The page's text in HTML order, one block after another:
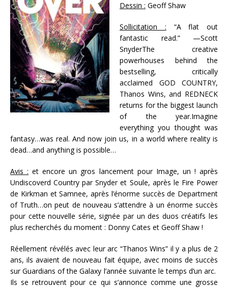
Dessin : Geoff Shaw
Sollicitation : “A flat out
fantastic read.” —Scott
SnyderThe creative
powerhouses behind the
bestselling, critically
acclaimed GOD COUNTRY,
Thanos Wins, and REDNECK
returns for the biggest launch
of the year.Imagine
everything you thought was
fantasy…was real. And now join us, in a world where reality is
dead…and anything is possible…
Avis : et encore un gros lancement pour Image, un ! après
Undiscoverd Country par Snyder et Soule, après le Fire Power
de Kirkman et Samnee, après l’énorme succès de Department
of Truth…on peut de nouveau s’attendre à un énorme succès
pour cette nouvelle série, signée par un des duos créatifs les
plus recherchés du moment : Donny Cates et Geoff Shaw !
Réellement révélés avec leur arc “Thanos Wins” il y a plus de 2
ans, ils avaient de nouveau fait équipe, avec moins de succès
sur Guardians of the Galaxy l’année suivante le temps d’un arc.
Ils se retrouvent pour ce qui s’annonce comme une grosse